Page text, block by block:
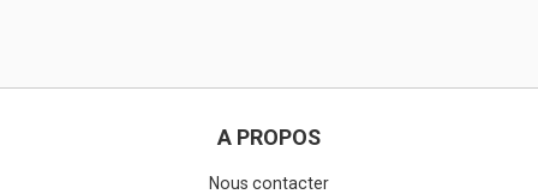
A PROPOS
Nous contacter